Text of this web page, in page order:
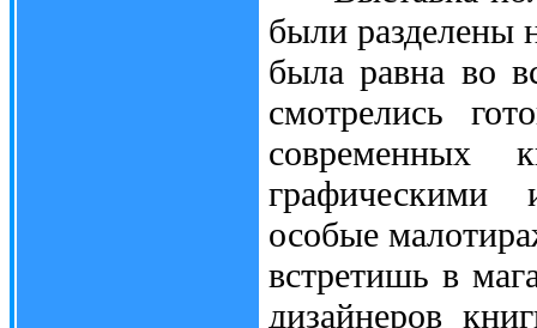
были разделены
была равна во
смотрелись
современных
графическими
особые
встретишь в
дизайнеров